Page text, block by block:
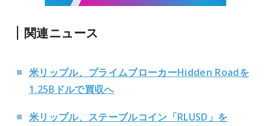
関連ニュース
米リップル、プライムブローカーHidden Roadを
1.25Bドルで買収へ
米リップル、ステーブルコイン「RLUSD」を